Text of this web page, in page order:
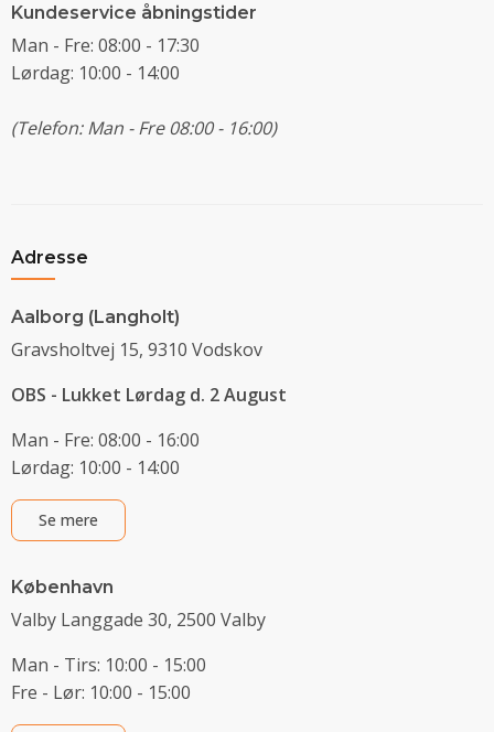
Kundeservice åbningstider
Man - Fre: 08:00 - 17:30
Lørdag: 10:00 - 14:00
(Telefon: Man - Fre 08:00 - 16:00)
Adresse
Aalborg (Langholt)
Gravsholtvej 15, 9310 Vodskov
OBS - Lukket Lørdag d. 2 August
Man - Fre: 08:00 - 16:00
Lørdag: 10:00 - 14:00
Se mere
København
Valby Langgade 30, 2500 Valby
Man - Tirs: 10:00 - 15:00
Fre - Lør: 10:00 - 15:00